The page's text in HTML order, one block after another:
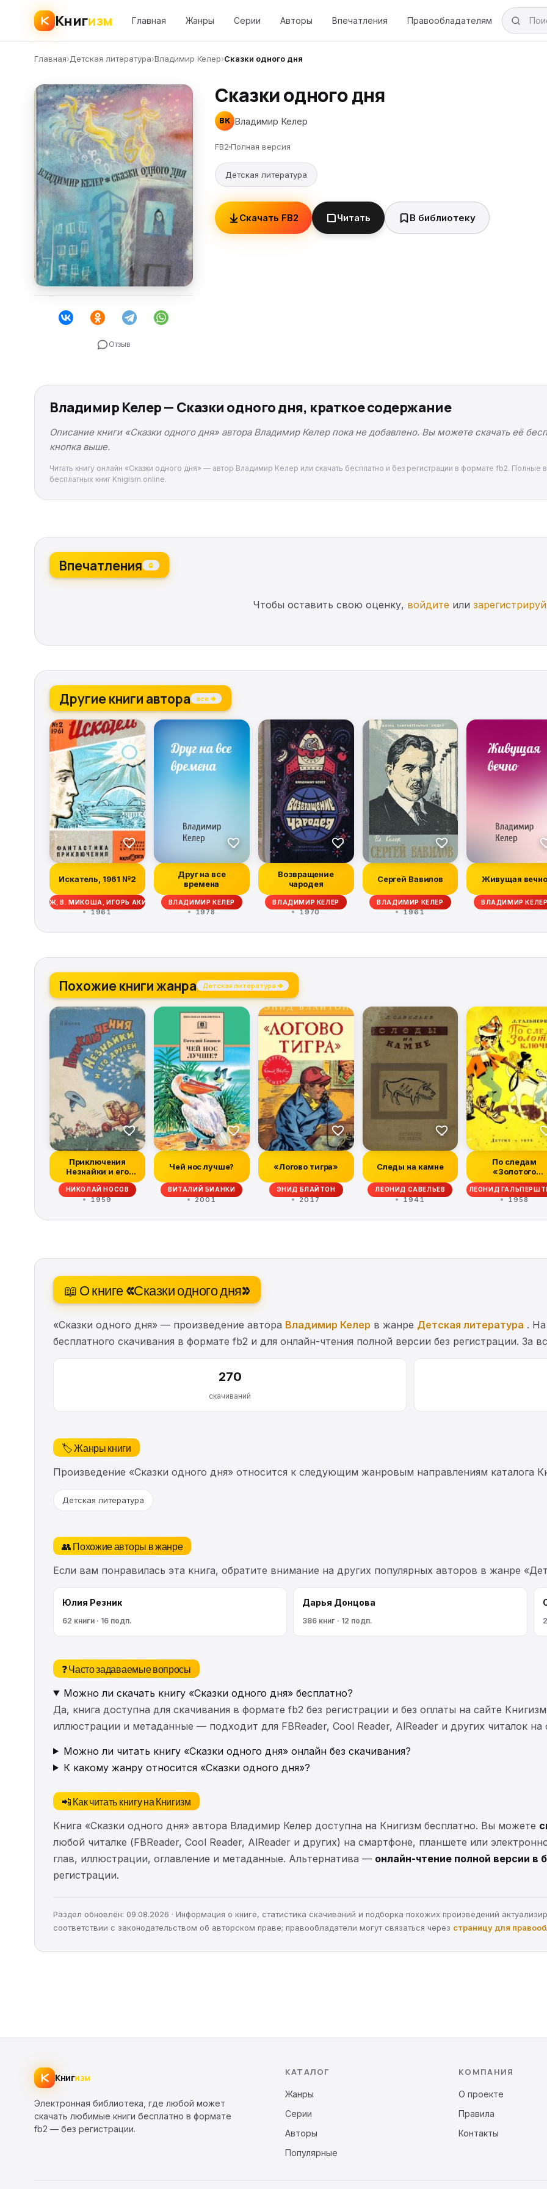
Книгизм Главная Жанры Серии Авторы Впечатления Правообладателям
Главная›Детская литература›Владимир Келер›Сказки одного дня
Отзыв
Сказки одного дня
ВК Владимир Келер
FB2 Полная версия
Детская литература
Скачать FB2 Читать В библиотеку
Владимир Келер — Сказки одного дня, краткое содержание
Описание книги «Сказки одного дня» автора Владимир Келер пока не добавлено. Вы можете скачать её
кнопка выше.
Читать книгу онлайн «Сказки одного дня» — автор Владимир Келер или скачать бесплатно и без регистрации в формате fb2.
бесплатных книг Knigism.online.
Впечатления 0
Чтобы оставить свою оценку, войдите или
Другие книги автора все →
Искатель, 1961 №2
ОЛДРИДЖ, В. МИКОША, ИГОРЬ АКИМУШКИН, МИХАИЛ ЕФИМОВИЧ ЗУЕВ-ОРДЫНЕЦ, Л. ТЕПЛОВ, ДЖ. БАРНЕТ, ГЕОРГИЙ МАРТЫНОВ
1961
Друг на все
времена
ВЛАДИМИР КЕЛЕР
1978
Возвращение
чародея
ВЛАДИМИР КЕЛЕР
1970
Сергей Вавилов
ВЛАДИМИР КЕЛЕР
1961
Живущая вечно
ВЛАДИМИР
Похожие книги жанра Детская литература →
Приключения
Незнайки и его
друзей (все
иллюстрации...
НИКОЛАЙ НОСОВ
1959
Чей нос лучше?
ВИТАЛИЙ БИАНКИ
2001
«Логово тигра»
ЭНИД БЛАЙТОН
2017
Следы на камне
ЛЕОНИД САВЕЛЬЕВ
1941
По следам
«Золотого
ключика»
ЛЕОНИД
1958
📖 О книге «Сказки одного дня»
«Сказки одного дня» — произведение автора Владимир Келер в жанре Детская литература .
бесплатного скачивания в формате fb2 и для онлайн-чтения полной версии без регистрации. За
270
скачиваний
🏷️ Жанры книги
Произведение «Сказки одного дня» относится к следующим жанровым направлениям каталога
Детская литература
👥 Похожие авторы в жанре
Если вам понравилась эта книга, обратите внимание на других популярных авторов в жанре
Юлия Резник
62 книги · 16 подп.
Дарья Донцова
386 книг · 12 подп.
❓ Часто задаваемые вопросы
Можно ли скачать книгу «Сказки одного дня» бесплатно?
Да, книга доступна для скачивания в формате fb2 без регистрации и без оплаты на сайте
иллюстрации и метаданные — подходит для FBReader, Cool Reader, AlReader и других читалок
Можно ли читать книгу «Сказки одного дня» онлайн без скачивания?
К какому жанру относится «Сказки одного дня»?
📲 Как читать книгу на Книгизм
Книга «Сказки одного дня» автора Владимир Келер доступна на Книгизм бесплатно. Вы можете
любой читалке (FBReader, Cool Reader, AlReader и других) на смартфоне, планшете или
глав, иллюстрации, оглавление и метаданные. Альтернатива — онлайн-чтение полной версии в
регистрации.
Раздел обновлён: 09.08.2026 · Информация о книге, статистика скачиваний и подборка похожих произведений
соответствии с законодательством об авторском праве; правообладатели могут связаться через страницу для
Книгизм
Электронная библиотека, где любой может
скачать любимые книги бесплатно в формате
fb2 — без регистрации.
КАТАЛОГ
Жанры
Серии
Авторы
Популярные
КОМПАНИЯ
О проекте
Правила
Контакты